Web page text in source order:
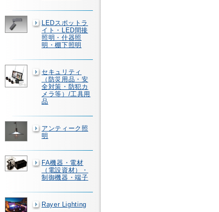
LEDスポットラ
イト・LED間接
照明・什器照
明・棚下照明
セキュリティ
（防災用品・安
全対策・防犯カ
メラ等）/工具用
品
アンティーク照
明
FA機器・電材
（電設資材）・
制御機器・端子
Rayer Lighting